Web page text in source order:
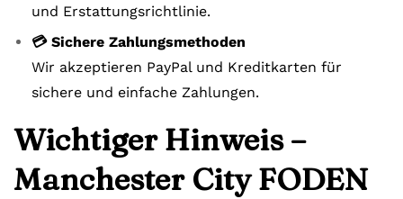
und Erstattungsrichtlinie.
💳 Sichere Zahlungsmethoden
Wir akzeptieren PayPal und Kreditkarten für
sichere und einfache Zahlungen.
Wichtiger Hinweis –
Manchester City FODEN